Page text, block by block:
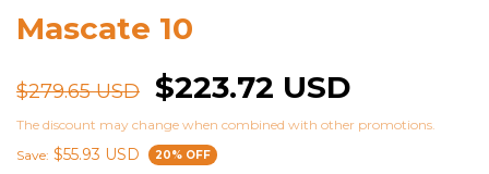
Mascate 10
$279.65 USD $223.72 USD
The discount may change when combined with other promotions.
Save: $55.93 USD 20% OFF